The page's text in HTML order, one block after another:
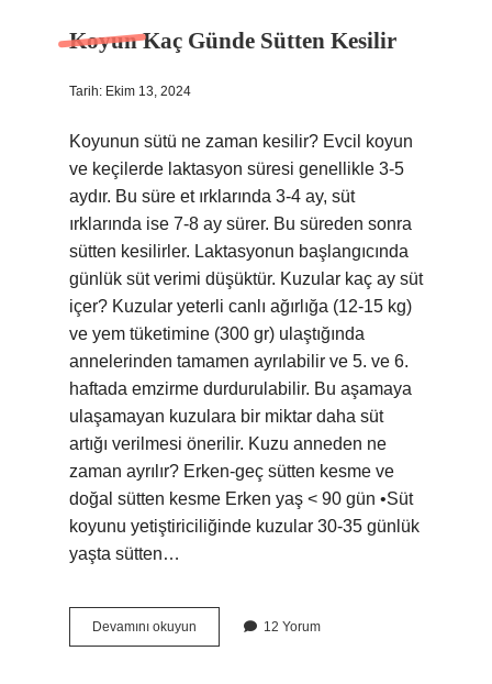
Koyun Kaç Günde Sütten Kesilir
Tarih: Ekim 13, 2024
Koyunun sütü ne zaman kesilir? Evcil koyun
ve keçilerde laktasyon süresi genellikle 3-5
aydır. Bu süre et ırklarında 3-4 ay, süt
ırklarında ise 7-8 ay sürer. Bu süreden sonra
sütten kesilirler. Laktasyonun başlangıcında
günlük süt verimi düşüktür. Kuzular kaç ay süt
içer? Kuzular yeterli canlı ağırlığa (12-15 kg)
ve yem tüketimine (300 gr) ulaştığında
annelerinden tamamen ayrılabilir ve 5. ve 6.
haftada emzirme durdurulabilir. Bu aşamaya
ulaşamayan kuzulara bir miktar daha süt
artığı verilmesi önerilir. Kuzu anneden ne
zaman ayrılır? Erken-geç sütten kesme ve
doğal sütten kesme Erken yaş < 90 gün •Süt
koyunu yetiştiriciliğinde kuzular 30-35 günlük
yaşta sütten…
Devamını okuyun
Kaç
12 Yorum